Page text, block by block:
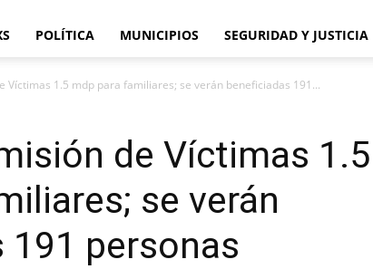
POLÍTICA MUNICIPIOS SEGURIDAD Y JUSTICIA
Víctimas 1.5 mdp para familiares; se verán beneficiadas 191...
de Víctimas 1.5
se verán
191 personas